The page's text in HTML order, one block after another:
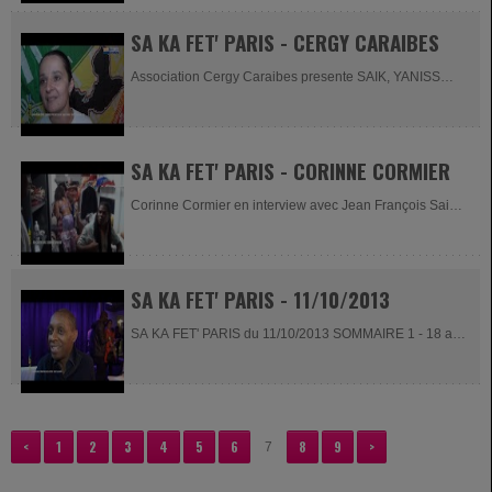
SA KA FET' PARIS - CERGY CARAIBES
Association Cergy Caraibes presente SAIK, YANISS
SA KA FET' PARIS - CORINNE CORMIER
Corinne Cormier en interview avec Jean François Saint
SA KA FET' PARIS - 11/10/2013
SA KA FET' PARIS du 11/10/2013 SOMMAIRE 1 - 18 ans
< 1 2 3 4 5 6 7 8 9 >